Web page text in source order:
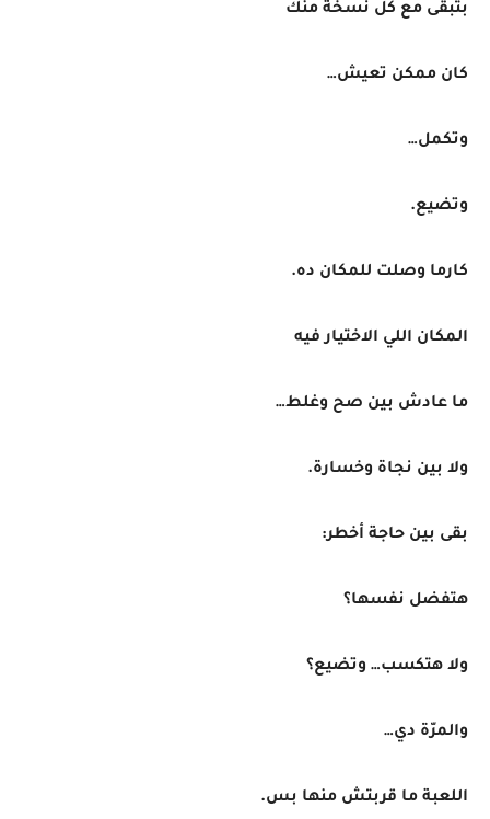
بتبقى مع كل نسخة منك
كان ممكن تعيش…
وتكمل…
وتضيع.
كارما وصلت للمكان ده.
المكان اللي الاختيار فيه
ما عادش بين صح وغلط…
ولا بين نجاة وخسارة.
بقى بين حاجة أخطر:
هتفضل نفسها؟
ولا هتكسب… وتضيع؟
والمرّة دي…
اللعبة ما قربتش منها بس.